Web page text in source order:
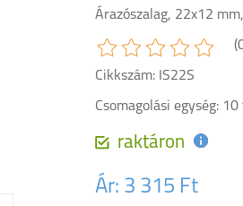
Árazószalag, 22x12
Cikkszám: IS22S
Csomagolási egység:
raktáron
Ár: 3 315 Ft